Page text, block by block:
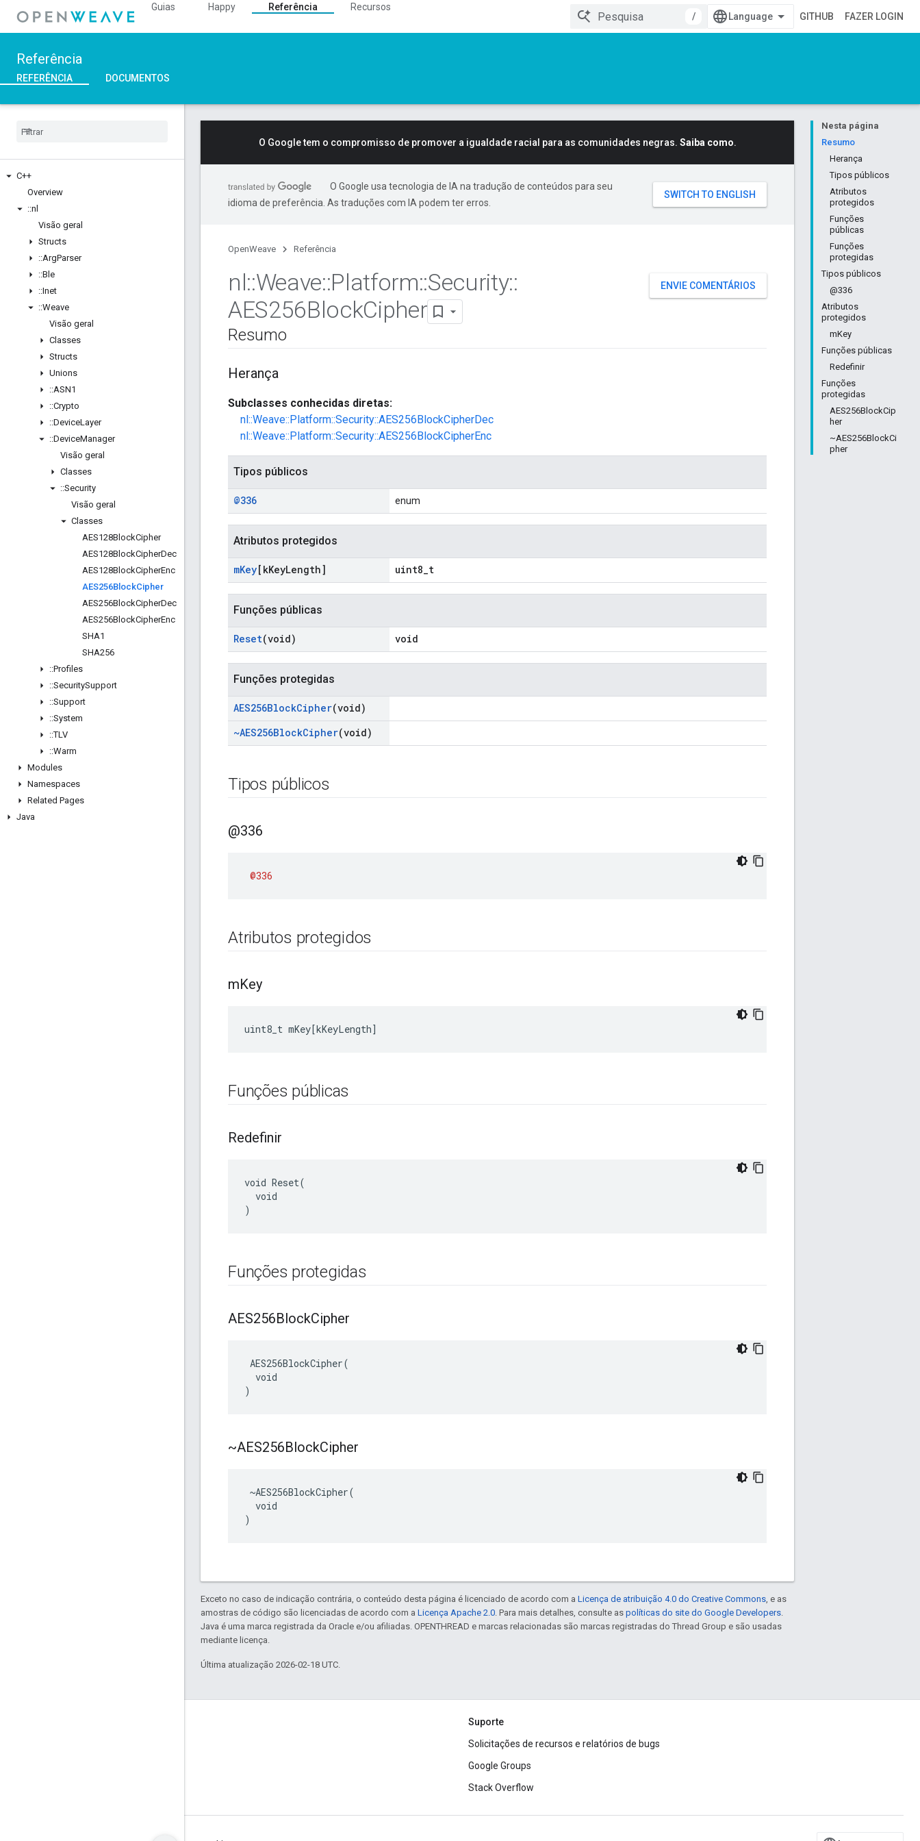
Guias Happy Referência
Recursos
/
GITHUB FAZER LOGIN
Referência
REFERÊNCIA DOCUMENTOS
C++
Overview
::nl
Visão geral
Structs
::ArgParser
::Ble
::Inet
::Weave
Visão geral
Classes
Structs
Unions
::ASN1
::Crypto
::DeviceLayer
::DeviceManager
Visão geral
Classes
::Security
Visão geral
Classes
AES128BlockCipher
AES128BlockCipherDec
AES128BlockCipherEnc
AES256BlockCipher
AES256BlockCipherDec
AES256BlockCipherEnc
SHA1
SHA256
::Profiles
::SecuritySupport
::Support
::System
::TLV
::Warm
Modules
Namespaces
Related Pages
Java
Nesta página
Resumo
Herança
Tipos públicos
Atributos
protegidos
Funções
públicas
Funções
protegidas
Tipos públicos
@336
Atributos
protegidos
mKey
Funções públicas
Redefinir
Funções
protegidas
AES256BlockCip
her
~AES256BlockCi
pher
O Google tem o compromisso de promover a igualdade racial para as comunidades negras. Saiba como.
O Google usa tecnologia de IA na tradução de conteúdos para seu
idioma de preferência. As traduções com IA podem ter erros.
OpenWeave Referência
ENVIE COMENTÁRIOS
nl::Weave::Platform::Security::
AES256BlockCipher
Resumo
Herança
Subclasses conhecidas diretas:
nl::Weave::Platform::Security::AES256BlockCipherDec
nl::Weave::Platform::Security::AES256BlockCipherEnc
Tipos públicos
@336 enum
Atributos protegidos
mKey[kKeyLength] uint8_t
Funções públicas
Reset(void) void
Funções protegidas
AES256BlockCipher(void)
~AES256BlockCipher(void)
Tipos públicos
@336
@336
Atributos protegidos
mKey
uint8_t mKey[kKeyLength]
Funções públicas
Redefinir
void Reset(
  void
)
Funções protegidas
AES256BlockCipher
AES256BlockCipher(
  void
)
~AES256BlockCipher
~AES256BlockCipher(
  void
)
Exceto no caso de indicação contrária, o conteúdo desta página é licenciado de acordo com a Licença de atribuição 4.0 do Creative Commons, e as
amostras de código são licenciadas de acordo com a Licença Apache 2.0. Para mais detalhes, consulte as políticas do site do Google Developers.
Java é uma marca registrada da Oracle e/ou afiliadas. OPENTHREAD e marcas relacionadas são marcas registradas do Thread Group e são usadas
mediante licença.
Última atualização 2026-02-18 UTC.
Suporte
Solicitações de recursos e relatórios de bugs
Google Groups
Stack Overflow